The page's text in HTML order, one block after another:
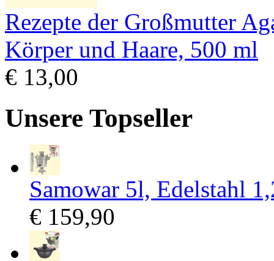
Rezepte der Großmutter
Körper und Haare, 500 ml
€ 13,00
Unsere Topseller
Samowar 5l, Edelstahl
€ 159,90